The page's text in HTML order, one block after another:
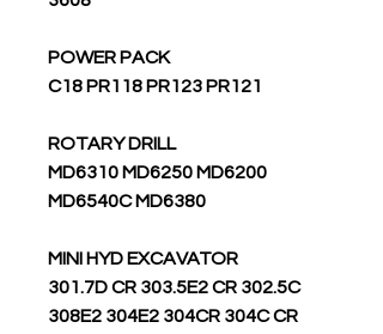
POWER PACK
C18 PR118 PR123 PR121
ROTARY DRILL
MD6310 MD6250 MD6200
MD6540C MD6380
MINI HYD EXCAVATOR
301.7D CR 303.5E2 CR 302.5C
308E2 304E2 304CR 304C CR